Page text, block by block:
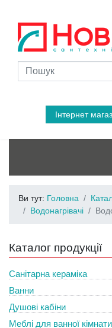
Інтернет
Ви тут: Головна
Водонагрівачі
Каталог продукції
Санітарна кераміка
Ванни
Душові кабіни
Меблі для ванної кімнати